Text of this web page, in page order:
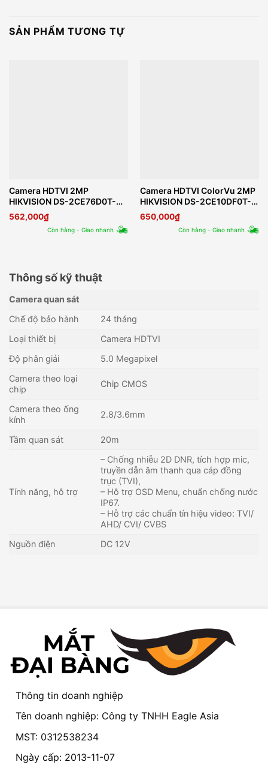
SẢN PHẨM TƯƠNG TỰ
Camera HDTVI 2MP
HIKVISION DS-2CE76D0T-
LMFS
562,000₫
Còn hàng - Giao nhanh
Camera HDTVI ColorVu 2MP
HIKVISION DS-2CE10DF0T-
FS
650,000₫
Còn hàng - Giao nhanh
Thông số kỹ thuật
Camera quan sát
Chế độ bảo hành
24 tháng
Loại thiết bị
Camera HDTVI
Độ phân giải
5.0 Megapixel
Camera theo loại
chip
Chip CMOS
Camera theo ống
kính
2.8/3.6mm
Tầm quan sát 20m
Tính năng, hỗ trợ
– Chống nhiễu 2D DNR, tích hợp mic,
truyền dẫn âm thanh qua cáp đồng
trục (TVI),
– Hỗ trợ OSD Menu, chuẩn chống nước
IP67.
– Hỗ trợ các chuẩn tín hiệu video: TVI/
AHD/ CVI/ CVBS
Nguồn điện
DC 12V
Thông tin doanh nghiệp
Tên doanh nghiệp: Công ty TNHH Eagle Asia
MST: 0312538234
Ngày cấp: 2013-11-07